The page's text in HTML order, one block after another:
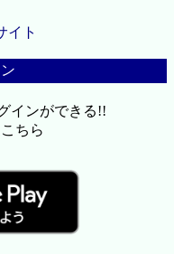
イト
インができる!!
ちら